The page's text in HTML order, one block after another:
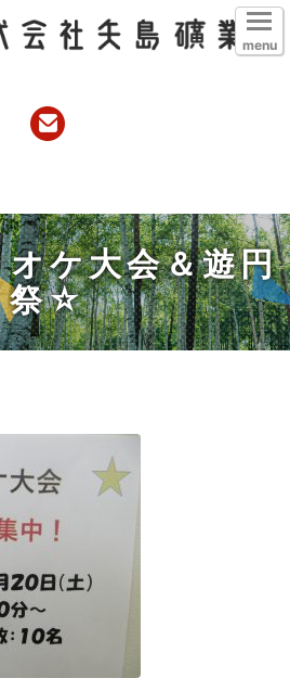
menu
ケ大会＆遊円
祭☆